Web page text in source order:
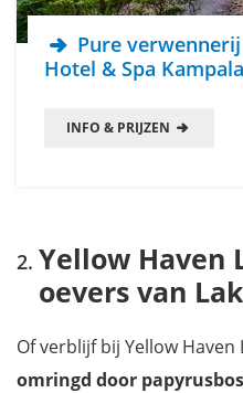
Pure
Hotel & Spa Kampala
INFO & PRIJZEN
Yellow Haven
oevers van
Of verblijf bij Yellow Haven
omringd door